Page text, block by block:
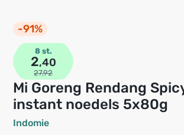
-91%
Mi Goreng Rendang Spicy Beef
instant noedels 5x80g
Indomie
8 st.
2,40
27,92